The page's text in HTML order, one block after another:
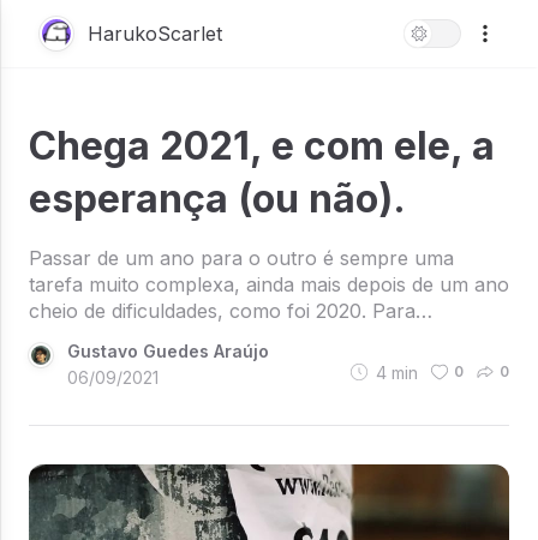
HarukoScarlet
Chega 2021, e com ele, a
esperança (ou não).
Passar de um ano para o outro é sempre uma
tarefa muito complexa, ainda mais depois de um ano
cheio de dificuldades, como foi 2020. Para…
Gustavo Guedes Araújo
06/09/2021
4 min 0 0